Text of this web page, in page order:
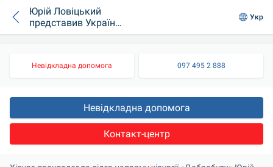
Юрій Ловіцький
представив Україну
на
конгресі
Укр
Невідкладна допомога 097 495 2 888
Невідкладна допомога
Контакт-центр